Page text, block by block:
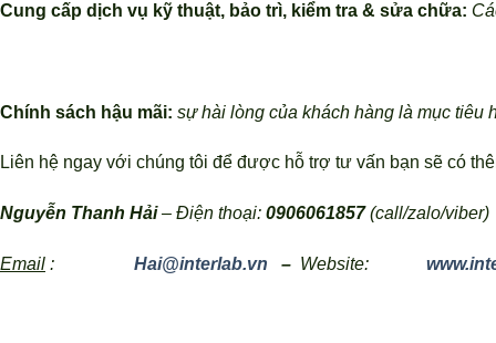
Cung cấp dịch vụ kỹ thuật, bảo trì, kiểm tra & sửa chữa:
Chính sách hậu mãi: sự hài lòng của khách hàng là mục tiêu
Liên hệ ngay với chúng tôi để được hỗ trợ tư vấn bạn sẽ có
Nguyễn Thanh Hải– Điện thoại: 0906061857(call/zalo/viber)
Email : Hai@interlab.vn – Website: